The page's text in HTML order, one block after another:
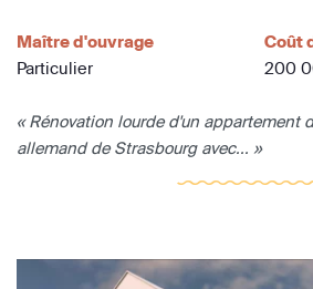
Maître d'ouvrage
Particulier
Coût
200
« Rénovation lourde d'un appartement
allemand de Strasbourg avec... »